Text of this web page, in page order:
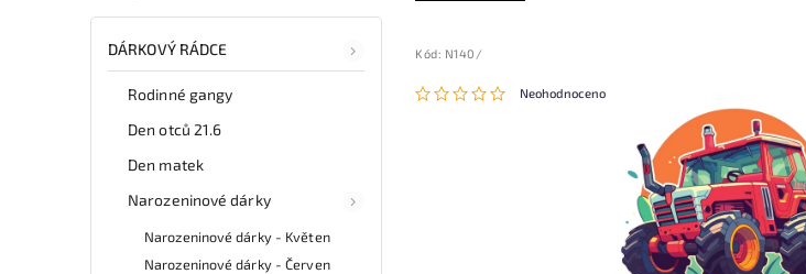
DÁRKOVÝ RÁDCE
Rodinné gangy
Den otců 21.6
Den matek
Narozeninové dárky
Narozeninové dárky - Květen
Narozeninové dárky - Červen
Kód: N140/
Neohodnoceno